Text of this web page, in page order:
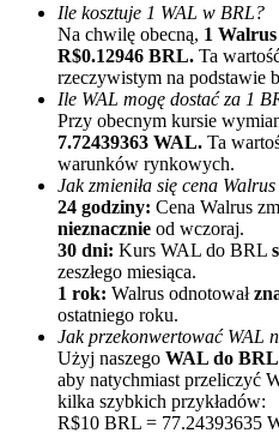
Polecaj
Zaproś przyjaciela, aby
BTC Welcome Rewards
Ile kosztuje 1 WAL w BRL?
Na chwilę obecną, 1
R$0.12946 BRL. Ta
rzeczywistym na podstawie
Ile WAL mogę dostać za 1
Przy obecnym kursie
7.72439363 WAL. Ta
warunków rynkowych.
Jak zmieniła się cena
24 godziny: Cena Walrus
nieznacznie od wczoraj.
30 dni: Kurs WAL do BRL
zeszłego miesiąca.
1 rok: Walrus odnotował
ostatniego roku.
Jak przekonwertować WAL
Użyj naszego WAL do
aby natychmiast przeliczyć
kilka szybkich przykładów:
R$10 BRL = 77.24393635